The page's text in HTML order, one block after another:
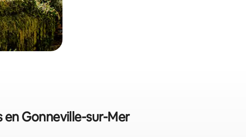
en Gonneville-sur-Mer